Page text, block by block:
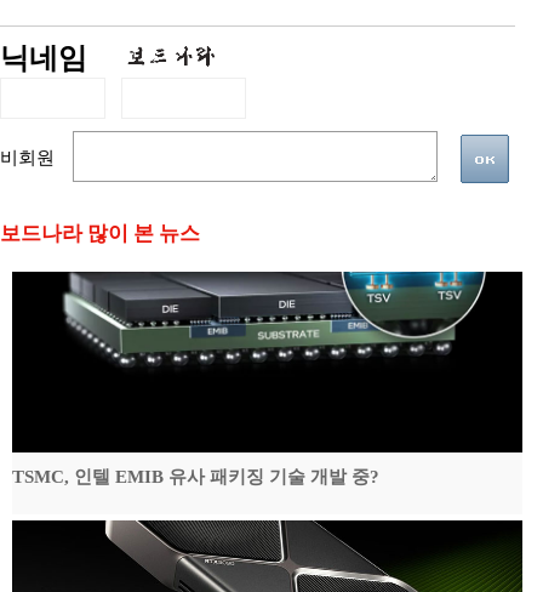
닉네임
비회원
보드나라 많이 본 뉴스
TSMC, 인텔 EMIB 유사 패키징 기술 개발 중?